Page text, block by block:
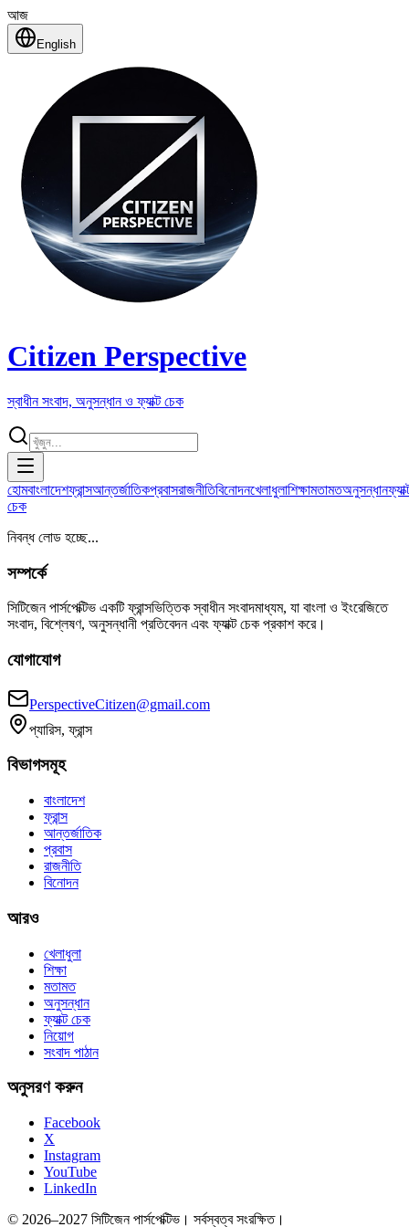
আজ
English
Citizen Perspective
স্বাধীন সংবাদ, অনুসন্ধান ও ফ্যাক্ট চেক
হোমবাংলাদেশফ্রান্সআন্তর্জাতিকপ্রবাসরাজনীতিবিনোদনখেলাধুলাশিক্ষামতামতঅনুসন্ধান
চেক
নিবন্ধ লোড হচ্ছে...
সম্পর্কে
সিটিজেন পার্সপেক্টিভ একটি ফ্রান্সভিত্তিক স্বাধীন সংবাদমাধ্যম, যা বাংলা ও ইংরেজিতে
সংবাদ, বিশ্লেষণ, অনুসন্ধানী প্রতিবেদন এবং ফ্যাক্ট চেক প্রকাশ করে।
যোগাযোগ
PerspectiveCitizen@gmail.com
প্যারিস, ফ্রান্স
বিভাগসমূহ
বাংলাদেশ
ফ্রান্স
আন্তর্জাতিক
প্রবাস
রাজনীতি
বিনোদন
আরও
খেলাধুলা
শিক্ষা
মতামত
অনুসন্ধান
ফ্যাক্ট চেক
নিয়োগ
সংবাদ পাঠান
অনুসরণ করুন
Facebook
X
Instagram
YouTube
LinkedIn
© 2026–2027 সিটিজেন পার্সপেক্টিভ। সর্বস্বত্ব সংরক্ষিত।